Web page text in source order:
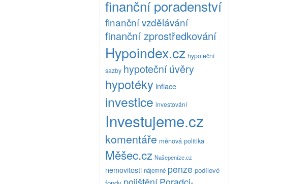
finanční poradenství
finanční vzdělávání
finanční zprostředkování
Hypoindex.cz hypoteční
sazby hypoteční úvěry
hypotéky inflace
investice investování
Investujeme.cz
komentáře měnová politika
Měšec.cz Našepeníze.cz
nemovitosti nájemné penze podílové